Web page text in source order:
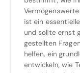
ist ein
und sollte ernst
gestellten
helfen, ein
entwickeln, wie